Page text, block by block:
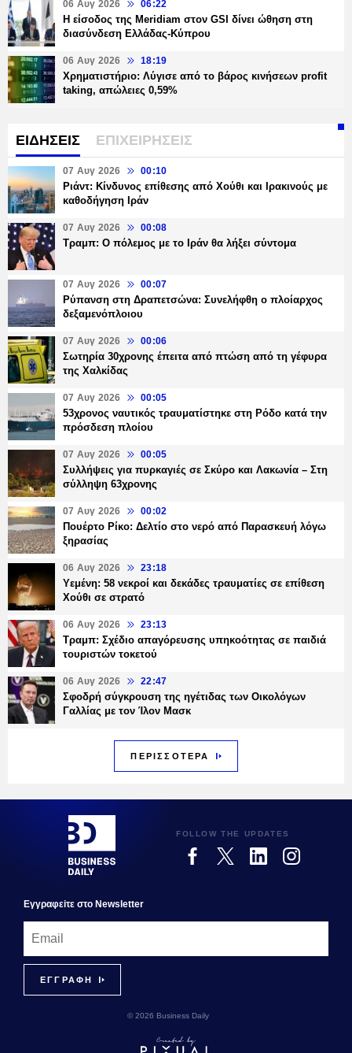
06 Αυγ 2026 06:22
Η είσοδος της Meridiam στον GSI δίνει ώθηση στη
διασύνδεση Ελλάδας-Κύπρου
06 Αυγ 2026 18:19
Χρηματιστήριο: Λύγισε από το βάρος κινήσεων profit
taking, απώλειες 0,59%
ΕΙΔΗΣΕΙΣ ΕΠΙΧΕΙΡΗΣΕΙΣ
07 Αυγ 2026 00:10
Ριάντ: Κίνδυνος επίθεσης από Χούθι και Ιρακινούς με
καθοδήγηση Ιράν
07 Αυγ 2026 00:08
Τραμπ: Ο πόλεμος με το Ιράν θα λήξει σύντομα
07 Αυγ 2026 00:07
Ρύπανση στη Δραπετσώνα: Συνελήφθη ο πλοίαρχος
δεξαμενόπλοιου
07 Αυγ 2026 00:06
Σωτηρία 30χρονης έπειτα από πτώση από τη γέφυρα
της Χαλκίδας
07 Αυγ 2026 00:05
53χρονος ναυτικός τραυματίστηκε στη Ρόδο κατά την
πρόσδεση πλοίου
07 Αυγ 2026 00:05
Συλλήψεις για πυρκαγιές σε Σκύρο και Λακωνία – Στη
σύλληψη 63χρονης
07 Αυγ 2026 00:02
Πουέρτο Ρίκο: Δελτίο στο νερό από Παρασκευή λόγω
ξηρασίας
06 Αυγ 2026 23:18
Υεμένη: 58 νεκροί και δεκάδες τραυματίες σε επίθεση
Χούθι σε στρατό
06 Αυγ 2026 23:13
Τραμπ: Σχέδιο απαγόρευσης υπηκοότητας σε παιδιά
τουριστών τοκετού
06 Αυγ 2026 22:47
Σφοδρή σύγκρουση της ηγέτιδας των Οικολόγων
Γαλλίας με τον Ίλον Μασκ
ΠΕΡΙΣΣΟΤΕΡΑ
FOLLOW THE UPDATES
Εγγραφεiτε στο Newsletter
© 2026 Business Daily